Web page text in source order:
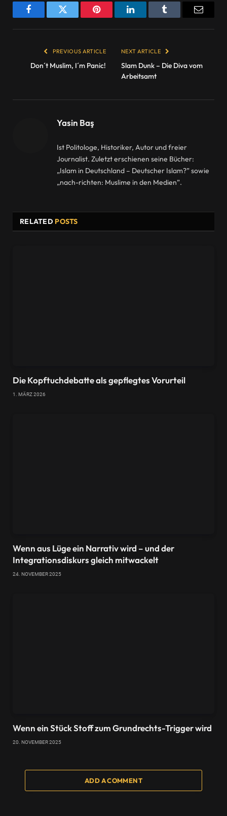
FacebookTwitter Pinterest LinkedInTumblr
PREVIOUS ARTICLE
Don´t Muslim, I´m Panic!
NEXT ARTICLE
Slam Dunk – Die Diva vom
Arbeitsamt
Yasin Baş
Ist Politologe, Historiker, Autor und freier
Journalist. Zuletzt erschienen seine Bücher:
„Islam in Deutschland – Deutscher Islam?” sowie
„nach-richten: Muslime in den Medien”.
RELATED POSTS
Die Kopftuchdebatte als gepflegtes Vorurteil
1. MÄRZ 2026
Wenn aus Lüge ein Narrativ wird – und der
Integrationsdiskurs gleich mitwackelt
24. NOVEMBER 2025
Wenn ein Stück Stoff zum Grundrechts-Trigger wird
20. NOVEMBER 2025
ADD A COMMENT